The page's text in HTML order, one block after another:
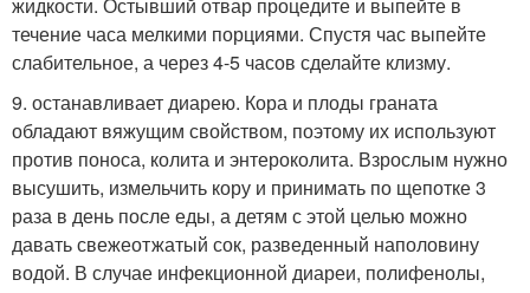
течение часа мелкими порциями. Спустя час выпейте
слабительное, а через 4-5 часов сделайте клизму.
9. останавливает диарею. Кора и плоды граната
обладают вяжущим свойством, поэтому их используют
против поноса, колита и энтероколита. Взрослым нужно
высушить, измельчить кору и принимать по щепотке 3
раза в день после еды, а детям с этой целью можно
давать свежеотжатый сок, разведенный наполовину
водой. В случае инфекционной диареи, полифенолы,